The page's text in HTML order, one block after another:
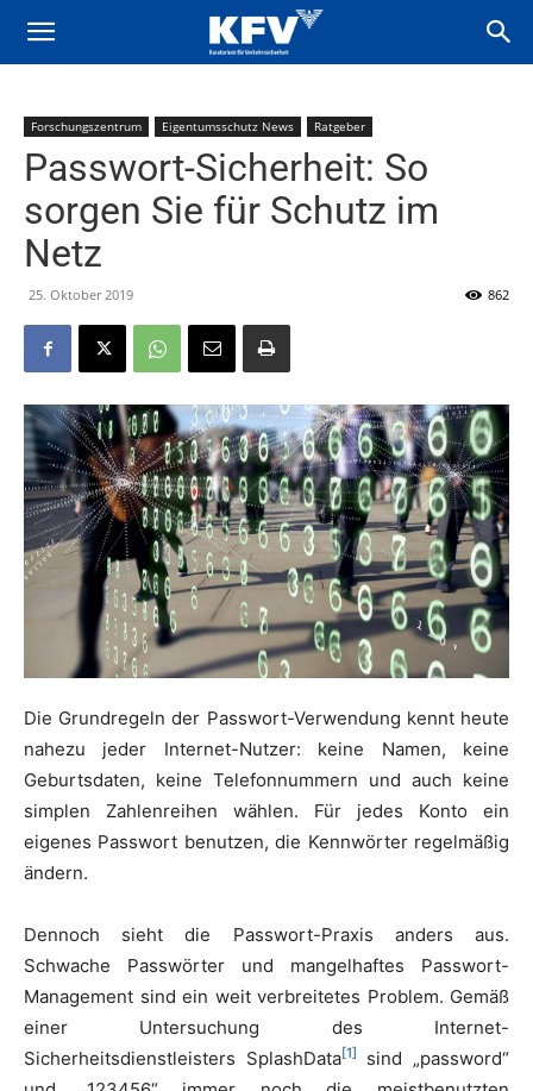
Forschungszentrum Eigentumsschutz News Ratgeber
Passwort-Sicherheit: So
sorgen Sie für Schutz im
Netz
25. Oktober 2019 862
Die Grundregeln der Passwort-Verwendung kennt heute
nahezu jeder Internet-Nutzer: keine Namen, keine
Geburtsdaten, keine Telefonnummern und auch keine
simplen Zahlenreihen wählen. Für jedes Konto ein
eigenes Passwort benutzen, die Kennwörter regelmäßig
ändern.
Dennoch sieht die Passwort-Praxis anders aus.
Schwache Passwörter und mangelhaftes Passwort-
Management sind ein weit verbreitetes Problem. Gemäß
einer Untersuchung des Internet-
Sicherheitsdienstleisters SplashData[1]
sind „password“